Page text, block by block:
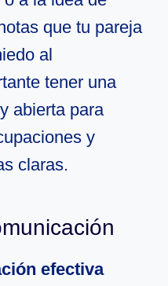
que tu pareja
al
tener una
abierta para
y
claras.
efectiva